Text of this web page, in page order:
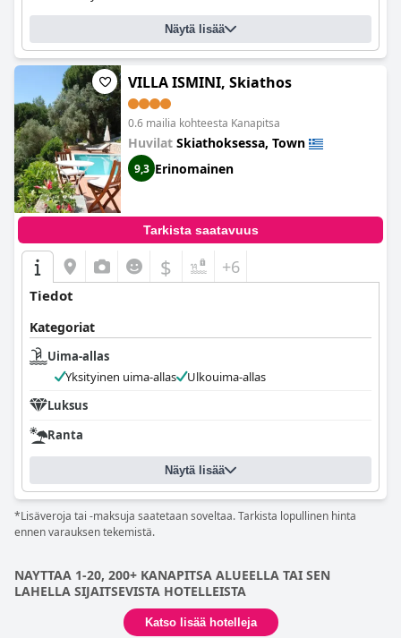
Näytä lisää
VILLA ISMINI, Skiathos
0.6 mailia kohteesta Kanapitsa
Huvilat Skiathoksessa, Town
9,3 Erinomainen
Tarkista saatavuus
$ +6
Tiedot
Kategoriat
Uima-allas
Yksityinen uima-allas
Ulkouima-allas
Luksus
Ranta
Näytä lisää
*Lisäveroja tai -maksuja saatetaan soveltaa. Tarkista lopullinen hinta
ennen varauksen tekemistä.
NAYTTAA 1-20, 200+ KANAPITSA ALUEELLA TAI SEN
LAHELLA SIJAITSEVISTA HOTELLEISTA
Katso lisää hotelleja